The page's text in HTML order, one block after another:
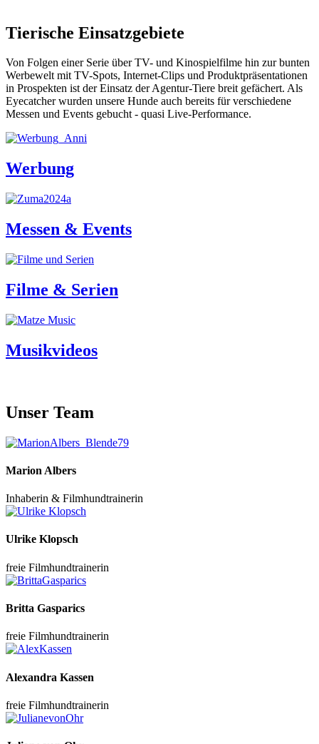
Tierische Einsatzgebiete
Von Folgen einer Serie über TV- und Kinospielfilme hin zur bunten
Werbewelt mit TV-Spots, Internet-Clips und Produktpräsentationen
in Prospekten ist der Einsatz der Agentur-Tiere breit gefächert. Als
Eyecatcher wurden unsere Hunde auch bereits für verschiedene
Messen und Events gebucht - quasi Live-Performance.
Werbung
Messen & Events
Filme & Serien
Musikvideos
Unser Team
Marion Albers
Inhaberin & Filmhundtrainerin
Ulrike Klopsch
freie Filmhundtrainerin
Britta Gasparics
freie Filmhundtrainerin
Alexandra Kassen
freie Filmhundtrainerin